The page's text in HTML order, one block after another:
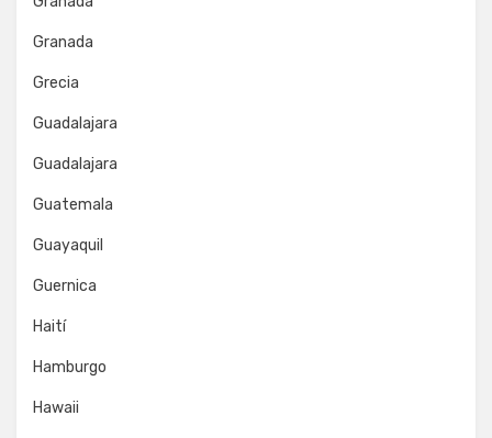
Granada
Grecia
Guadalajara
Guadalajara
Guatemala
Guayaquil
Guernica
Haití
Hamburgo
Hawaii